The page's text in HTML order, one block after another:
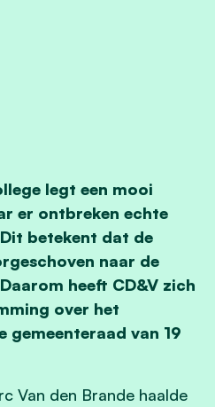
legt een mooi
er ontbreken echte
betekent dat de
naar de
heeft CD&V zich
over het
gemeenteraad van 19
Van den Brande haalde